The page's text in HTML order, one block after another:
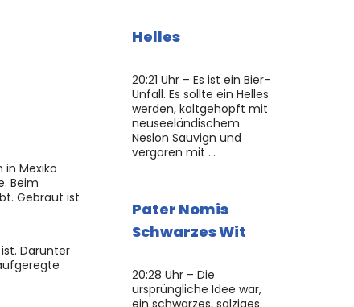
in Mexiko
Beim
Gebraut ist
Darunter
Helles
20:21 Uhr – Es ist ein Bier-
Unfall. Es sollte ein Helles
werden, kaltgehopft mit
neuseeländischem
Neslon Sauvign und
vergoren mit …
Pater Nomis
Schwarzes Wit
20:28 Uhr – Die
ursprüngliche Idee war,
ein schwarzes, salziges